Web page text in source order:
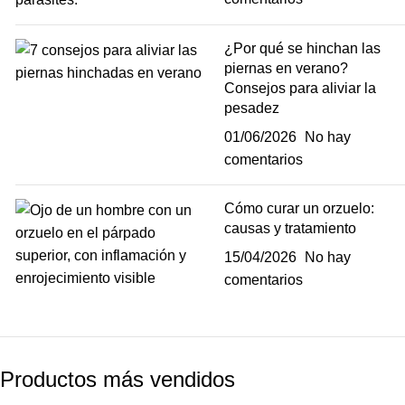
¿Por qué se hinchan las
piernas en verano?
Consejos para aliviar la
pesadez
01/06/2026
No hay
comentarios
Cómo curar un orzuelo:
causas y tratamiento
15/04/2026
No hay
comentarios
Productos más vendidos